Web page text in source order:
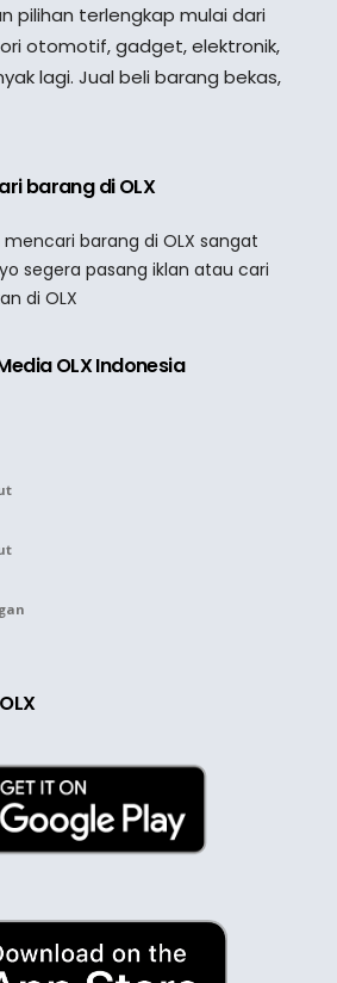
pilihan terlengkap mulai dari
otomotif, gadget, elektronik,
lagi. Jual beli barang bekas,
barang di OLX
barang di OLX sangat
segera pasang iklan atau cari
di OLX
OLX Indonesia